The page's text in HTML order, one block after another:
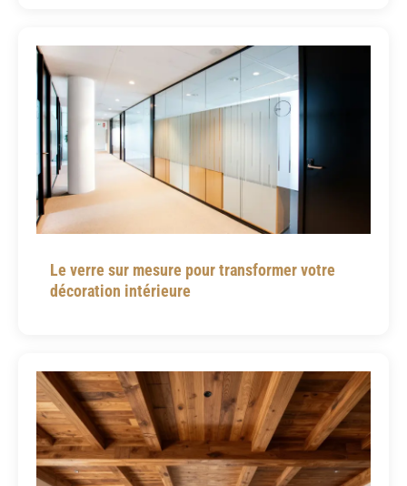
Le verre sur mesure pour transformer votre
décoration intérieure